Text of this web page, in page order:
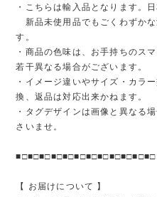
・こちらは輸入品となります。
新品未使用品でもごくわずか
す。
・商品の色味は、お手持ちのス
若干異なる場合がございます。
・イメージ違いやサイズ・カラ
換、返品は対応出来かねます。
・タグデザインは画像と異なる
さいませ。
■□■□■□■□■□■□■□■□■□■□■□■□
【 お届けについて 】